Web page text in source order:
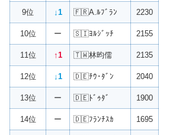
9位 ↓1 🇫🇷A.ﾙﾌﾞﾗﾝ 2230
10位 ー 🇸🇮ﾖﾙｼﾞｯﾁ 2155
11位 ↑1 🇹🇼林昀儒 2135
12位 ↓1 🇩🇪ﾁｳ･ﾀﾞﾝ 2040
13位 ー 🇩🇪ﾄﾞｩﾀﾞ 1900
14位 ー 🇩🇪ﾌﾗﾝﾁｽｶ 1695